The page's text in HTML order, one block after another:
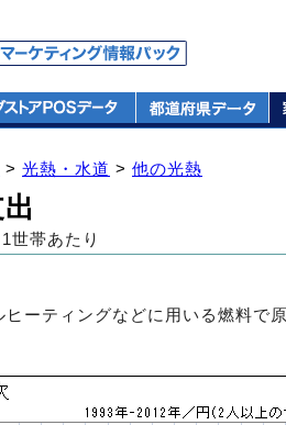
> 光熱・水道 > 他の光熱
帯あたり
ヒーティングなどに用いる燃料で